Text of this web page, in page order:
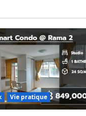
Vie pratique